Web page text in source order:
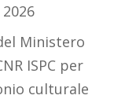
Ministero
ISPC per
culturale